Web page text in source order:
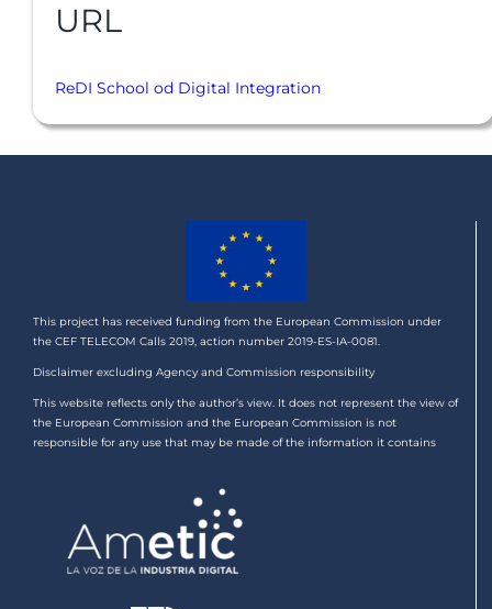
URL
ReDI School od Digital Integration
This project has received funding from the European Commission under
the CEF TELECOM Calls 2019, action number 2019-ES-IA-0081.
Disclaimer excluding Agency and Commission responsibility
This website reflects only the author’s view. It does not represent the view of
the European Commission and the European Commission is not
responsible for any use that may be made of the information it contains